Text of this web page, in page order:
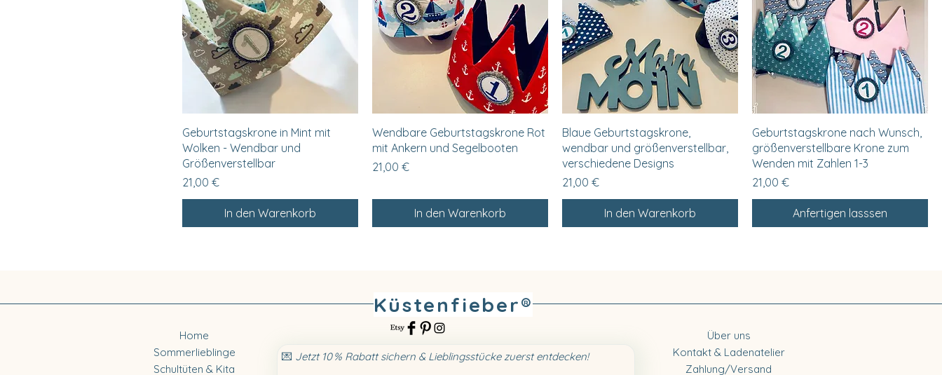
Schnellansicht
Geburtstagskrone in Mint mit
Wolken - Wendbar und
Größenverstellbar
Preis
21,00 €
In den Warenkorb
Schnellansicht
Wendbare Geburtstagskrone Rot
mit Ankern und Segelbooten
Preis
21,00 €
In den Warenkorb
Schnellansicht
Blaue Geburtstagskrone,
wendbar und größenverstellbar,
verschiedene Designs
Preis
21,00 €
In den Warenkorb
Schnellansicht
Geburtstagskrone nach Wunsch,
größenverstellbare Krone zum
Wenden mit Zahlen 1-3
Preis
21,00 €
Anfertigen lasssen
Küstenfieber®
Home
Sommerlieblinge
Schultüten & Kita
💌 Jetzt 10 % Rabatt sichern & Lieblingsstücke zuerst entdecken!
Über uns
Kontakt & Ladenatelier
Zahlung/Versand